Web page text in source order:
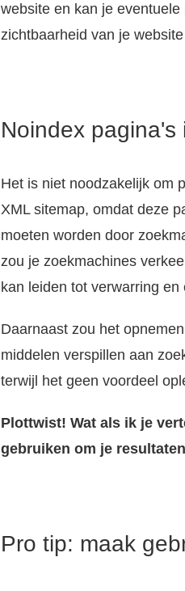
website en kan je
zichtbaarheid van je
Noindex pagina's
Het is niet noodzakelijk om
XML sitemap, omdat deze
moeten worden door
zou je zoekmachines
kan leiden tot verwarring
Daarnaast zou het
middelen verspillen aan
terwijl het geen voordeel
Plottwist! Wat als ik je
gebruiken om je
Pro tip: maak